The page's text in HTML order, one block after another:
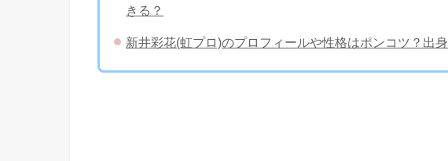
きる？
新井彩花(虹プロ)のプロフィールや性格はポンコツ？出